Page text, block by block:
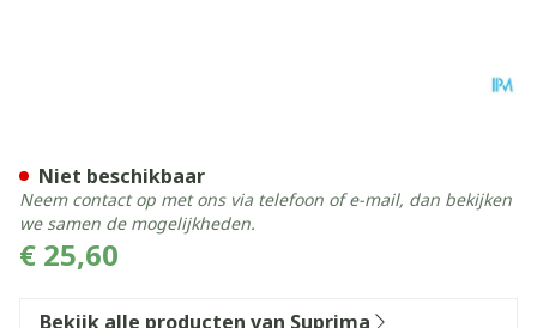
€ 25,60
Niet beschikbaar
Neem contact op met ons via telefoon of e-mail, dan bekijken
we samen de mogelijkheden.
Bekijk alle producten van Suprima